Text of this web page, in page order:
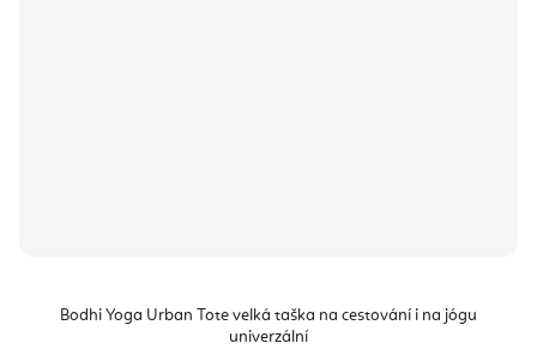
Bodhi Yoga Urban Tote velká taška na cestování i na jógu
univerzální